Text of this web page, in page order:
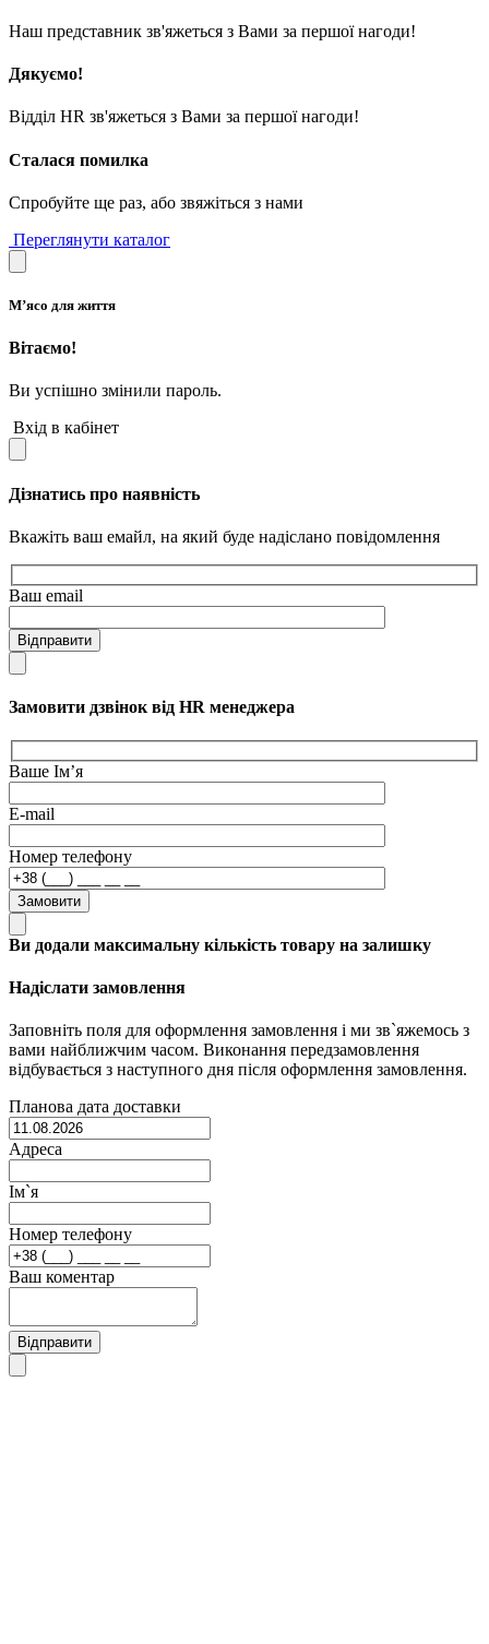
Наш представник зв'яжеться з Вами за першої нагоди!
Дякуємо!
Відділ HR зв'яжеться з Вами за першої нагоди!
Сталася помилка
Спробуйте ще раз, або звяжіться з нами
Переглянути каталог
М’ясо для життя
Вітаємо!
Ви успішно змінили пароль.
Вхід в кабінет
Дізнатись про наявність
Вкажіть ваш емайл, на який буде надіслано повідомлення
Ваш email
Відправити
Замовити дзвінок від HR менеджера
Ваше Ім’я
E-mail
Номер телефону
Замовити
Ви додали максимальну кількість товару на залишку
Надіслати замовлення
Заповніть поля для оформлення замовлення і ми зв`яжемось з
вами найближчим часом. Виконання передзамовлення
відбувається з наступного дня після оформлення замовлення.
Планова дата доставки
Адреса
Ім`я
Номер телефону
Ваш коментар
Відправити